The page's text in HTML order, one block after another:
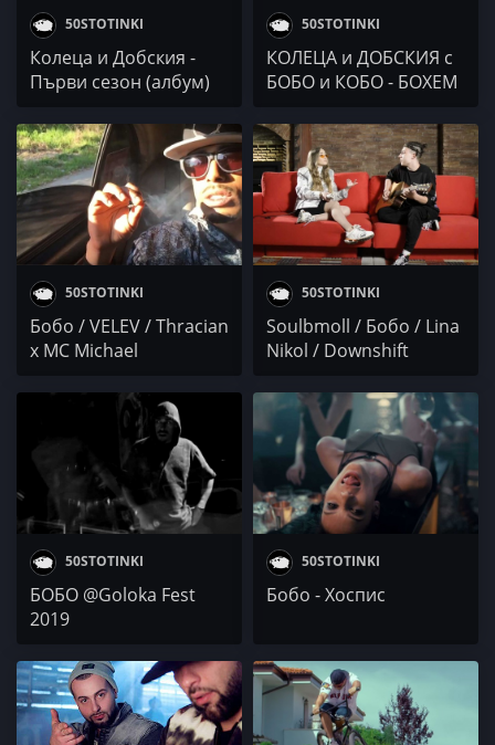
50STOTINKI
Колеца и Добския -
Първи сезон (албум)
50STOTINKI
КОЛЕЦА и ДОБСКИЯ с
БОБО и КОБО - БОХЕМ
50STOTINKI
Бобо / VELEV / Thracian
x MC Michael
50STOTINKI
Soulbmoll / Бобо / Lina
Nikol / Downshift
Ekimova x Presley
50STOTINKI
БОБО @Goloka Fest
2019
50STOTINKI
Бобо - Хоспис